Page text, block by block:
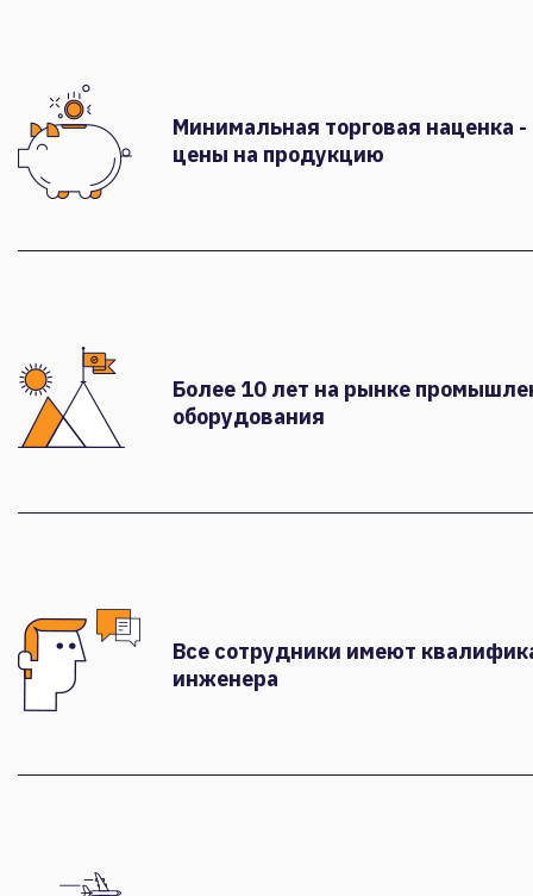
Минимальная торговая наценка
цены на продукцию
Более 10 лет на рынке
оборудования
Все сотрудники имеют
инженера